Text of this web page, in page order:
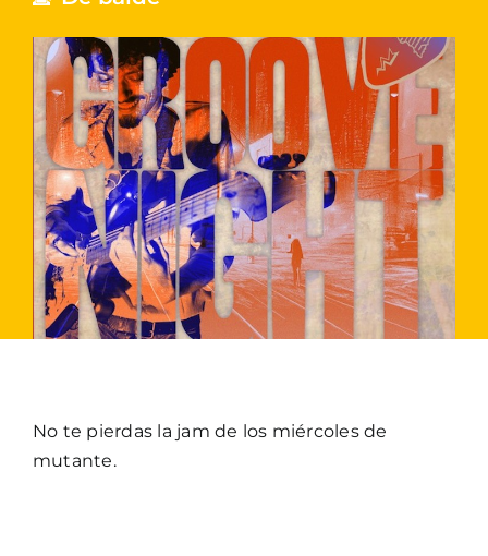
No te pierdas la jam de los miércoles de
mutante.